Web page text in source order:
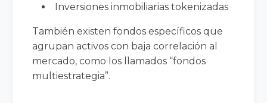
Inversiones inmobiliarias tokenizadas
También existen fondos específicos que
agrupan activos con baja correlación al
mercado, como los llamados “fondos
multiestrategia”.